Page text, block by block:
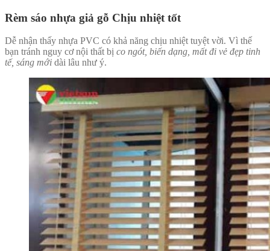
Rèm sáo nhựa giả gỗ Chịu nhiệt tốt
Dễ nhận thấy nhựa PVC có khả năng chịu nhiệt tuyệt vời. Vì thế
bạn tránh nguy cơ nội thất bị co ngót, biến dạng, mất đi vẻ đẹp tinh
tế, sáng mới dài lâu như ý.